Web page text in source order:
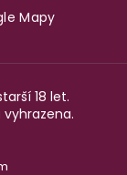
Mapy
18 let.